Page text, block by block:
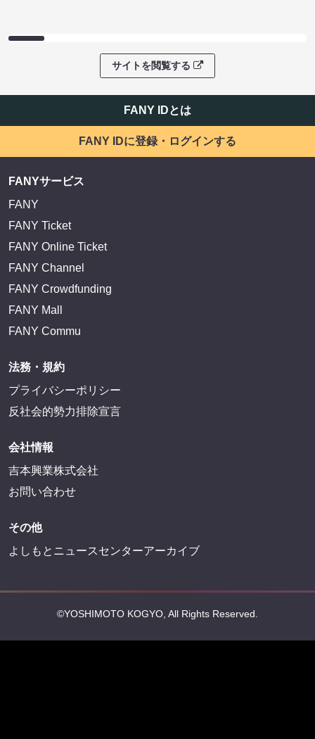
サイトを閲覧する
FANY IDとは
FANY IDに登録・ログインする
FANYサービス
FANY
FANY Ticket
FANY Online Ticket
FANY Channel
FANY Crowdfunding
FANY Mall
FANY Commu
法務・規約
プライバシーポリシー
反社会的勢力排除宣言
会社情報
吉本興業株式会社
お問い合わせ
その他
よしもとニュースセンターアーカイブ
©YOSHIMOTO KOGYO, All Rights Reserved.